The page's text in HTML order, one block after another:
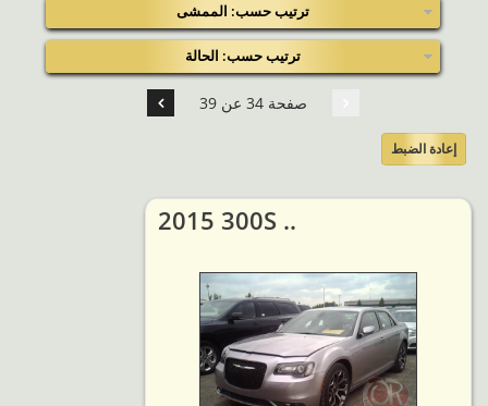
ترتيب حسب: الممشى
ترتيب حسب: الحالة
صفحة 34 عن 39
إعادة الضبط
2015 300S ..